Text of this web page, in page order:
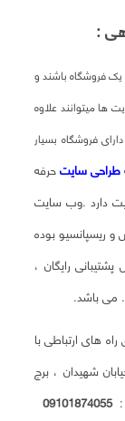
:
فروشگاه باشند و
ها میتوانند علاوه
فروشگاه بسیار
طراحی سایتحرفه
دارد .وب سایت
ریسپانسیو بوده
بالا و دارای امکانات و خدمات 1 سال پشتیبانی رایگان ،
می باشد.
های ارتباطی با
شهیدان ، برج
: